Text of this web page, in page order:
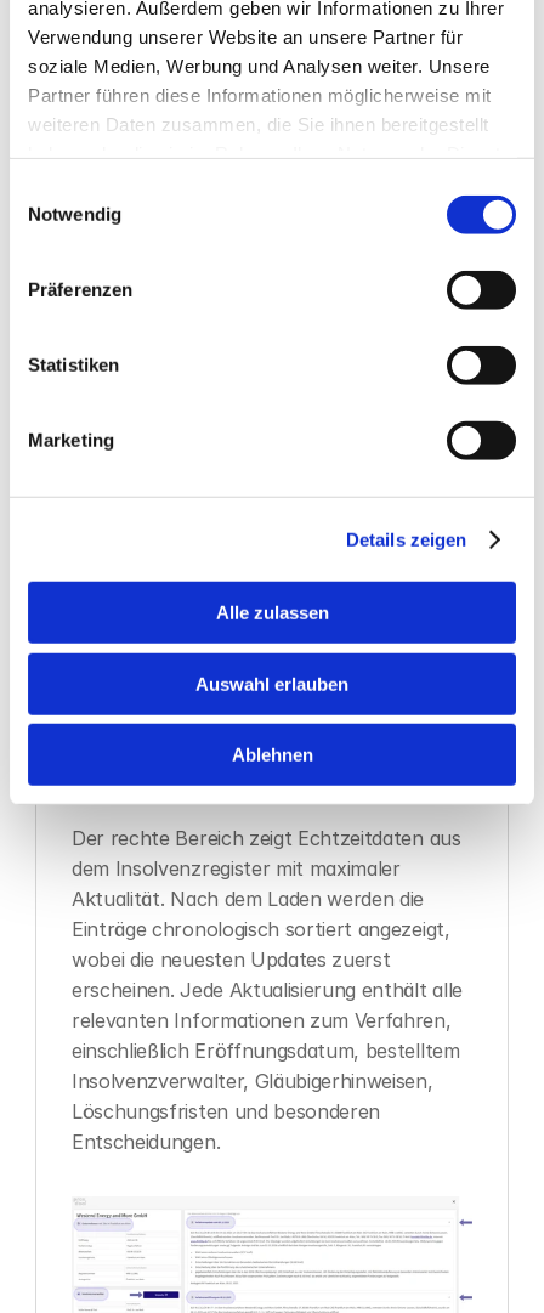
analysieren. Außerdem geben wir Informationen zu Ihrer
Verwendung unserer Website an unsere Partner für
soziale Medien, Werbung und Analysen weiter. Unsere
Partner führen diese Informationen möglicherweise mit
weiteren Daten zusammen, die Sie ihnen bereitgestellt
Notwendig
Präferenzen
Statistiken
Marketing
Details zeigen
Alle zulassen
Auswahl erlauben
Ablehnen
Amtsgericht und Insolvenzzeitraum. Mit
einem Klick auf „Verfahren ansehen" öffnet
sich die Detailansicht des jeweiligen
Insolvenzverfahrens.
Detailansicht eines
Im linken Bereich werden zunächst
angezeigt, darunter Name und Sitz.
Insolvenzverfahrens, wie Eröffnungsdatum,
dargestellt, einschließlich Registernummer
allen Kontaktdaten: Voller Name, Titel,
Berufsbezeichnung, Unternehmen, E-Mail,
Telefon, Website und Anschrift. Die Website
ist hier direkt mit einem Klick aufrufbar.
Der rechte Bereich zeigt Echtzeitdaten aus
dem Insolvenzregister mit maximaler
Aktualität. Nach dem Laden werden die
Einträge chronologisch sortiert angezeigt,
wobei die neuesten Updates zuerst
erscheinen. Jede Aktualisierung enthält alle
relevanten Informationen zum Verfahren,
einschließlich Eröffnungsdatum, bestelltem
Insolvenzverwalter, Gläubigerhinweisen,
Löschungsfristen und besonderen
Entscheidungen.